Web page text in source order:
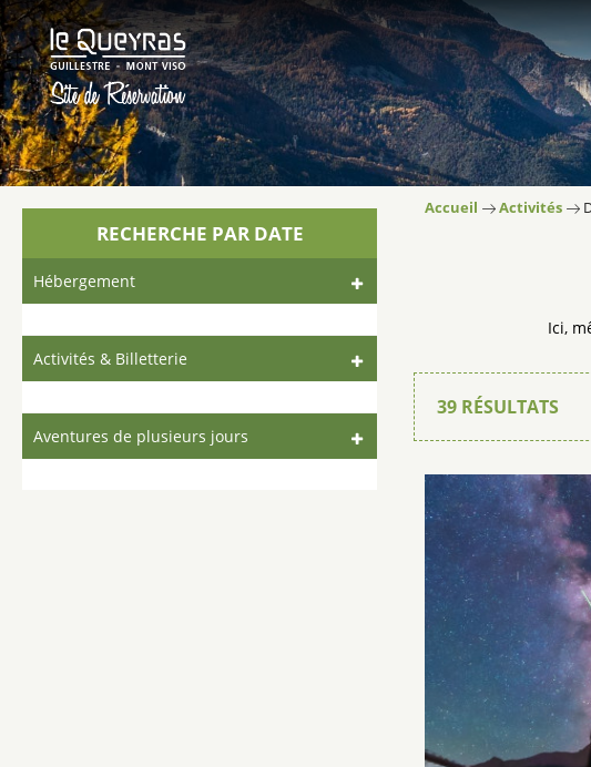
RECHERCHE PAR DATE
Hébergement
Activités & Billetterie
Aventures de plusieurs jours
Accueil Activités
Ici,
39 RÉSULTATS